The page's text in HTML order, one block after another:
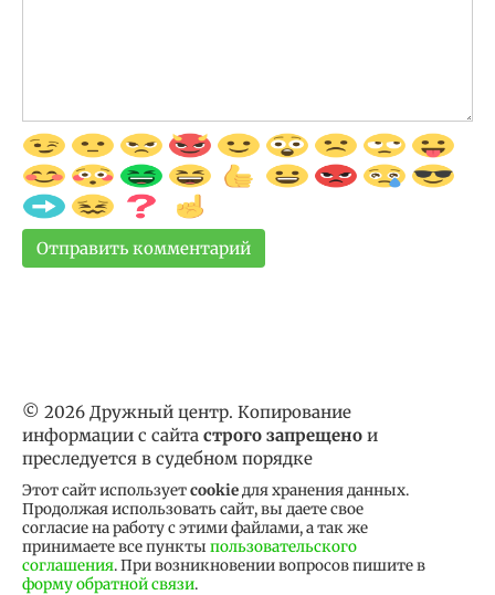
© 2026 Дружный центр. Копирование
информации с сайта строго запрещено и
преследуется в судебном порядке
Этот сайт используетcookieдля хранения данных.
Продолжая использовать сайт, вы даете свое
согласие на работу с этими файлами, а так же
принимаете все пункты пользовательского
соглашения. При возникновении вопросов пишите в
форму обратной связи.